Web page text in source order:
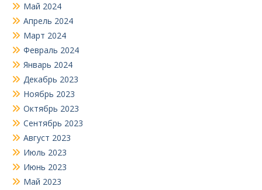
Май 2024
Апрель 2024
Март 2024
Февраль 2024
Январь 2024
Декабрь 2023
Ноябрь 2023
Октябрь 2023
Сентябрь 2023
Август 2023
Июль 2023
Июнь 2023
Май 2023